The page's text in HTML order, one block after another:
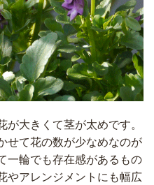
が大きくて茎が太めです。
せて花の数が少なめなのが
一輪でも存在感があるもの
やアレンジメントにも幅広